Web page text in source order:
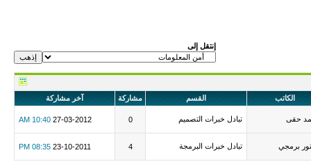
إنتقل إلى
الكاتب القسم مشاركة آخر مشاركة
حقى تبادل خبرات التصميم 0
27-03-2012
10:40 AM
برمجي تبادل خبرات البرمجة 4
23-10-2011
08:35 PM